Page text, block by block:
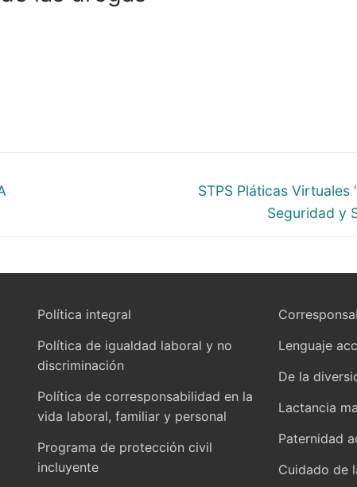
STPS Pláticas Virtuales
Seguridad y
Política integral
Política de igualdad laboral y no
discriminación
Política de corresponsabilidad en la
vida laboral, familiar y personal
Programa de protección civil
incluyente
Lenguaje
De la
Lactancia
Paternidad
Cuidado de